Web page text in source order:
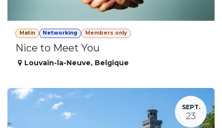
Matin Networking Members only
Nice to Meet You
Louvain-la-Neuve, Belgique
SEPT.
23